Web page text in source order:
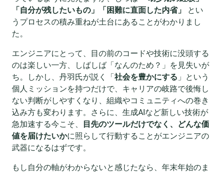
「自分が残したいもの」「困難に直面した内省」
とい
うプロセスの積み重ねが土台にあることがわかりまし
た。
エンジニアにとって、目の前のコードや技術に没頭する
のは楽しい一方、しばしば「なんのため？」を見失いが
ち。しかし、丹羽氏が説く「 社会を豊かにする 」という
個人ミッションを持つだけで、キャリアの岐路で後悔し
ない判断がしやすくなり、組織やコミュニティへの巻き
込み方も変わります。さらに、生成AIなど新しい技術が
急加速する今こそ、
目先のツールだけでなく、どんな価
値を届けたいかに照らして行動することがエンジニアの
武器になるはずです。
もし自分の軸がわからないと感じたなら、年末年始のま